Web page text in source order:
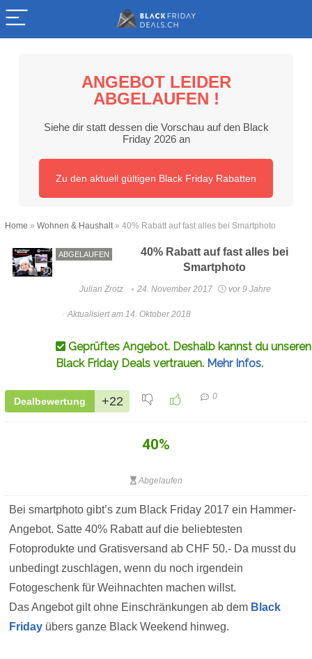
ANGEBOT LEIDER
ABGELAUFEN !
Siehe dir statt dessen die Vorschau auf den Black
Friday 2026 an
Zu den aktuell gültigen Black Friday Rabatten
Home » Wohnen & Haushalt» 40% Rabatt auf fast alles bei Smartphoto
ABGELAUFEN
40% Rabatt auf fast alles bei
Smartphoto
Julian Zrotz 24. November 2017 vor 9 Jahre
Aktualisiert am 14. Oktober 2018
Geprüftes Angebot. Deshalb kannst du unseren
Black Friday Deals vertrauen. Mehr Infos.
Dealbewertung +22 0
40%
Abgelaufen
Bei smartphoto gibt’s zum Black Friday 2017 ein Hammer-
Angebot. Satte 40% Rabatt auf die beliebtesten
Fotoprodukte und Gratisversand ab CHF 50.- Da musst du
unbedingt zuschlagen, wenn du noch irgendein
Fotogeschenk für Weihnachten machen willst.
Das Angebot gilt ohne Einschränkungen ab dem Black
Friday übers ganze Black Weekend hinweg.